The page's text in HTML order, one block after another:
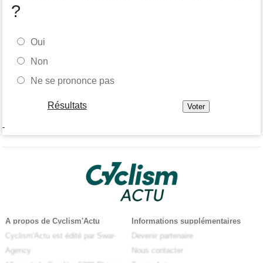
?
Oui
Non
Ne se prononce pas
Résultats
-
A propos de Cyclism'Actu
Cyclism'Actu est édité par Swar-
Agency
Informations supplémentaires
Devenir partenaire
Nous contacter